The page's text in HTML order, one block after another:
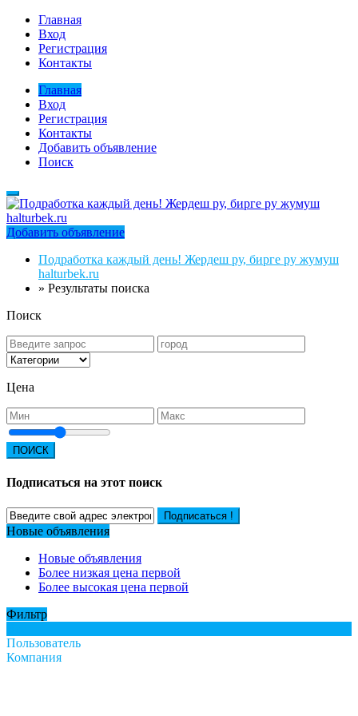
Главная
Вход
Регистрация
Контакты
Главная
Вход
Регистрация
Контакты
Добавить объявление
Поиск
Добавить объявление
Подработка каждый день! Жердеш ру, бирге ру жумуш
halturbek.ru
» Результаты поиска
Поиск
Цена
ПОИСК
Подписаться на этот поиск
Подписаться !
Новые объявления
Новые объявления
Более низкая цена первой
Более высокая цена первой
Фильтр
Пользователь
Компания